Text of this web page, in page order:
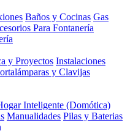
Baños y Cocinas Gas
Para Fontanería
y Proyectos Instalaciones
y Clavijas
Inteligente (Domótica)
Manualidades Pilas y Baterias